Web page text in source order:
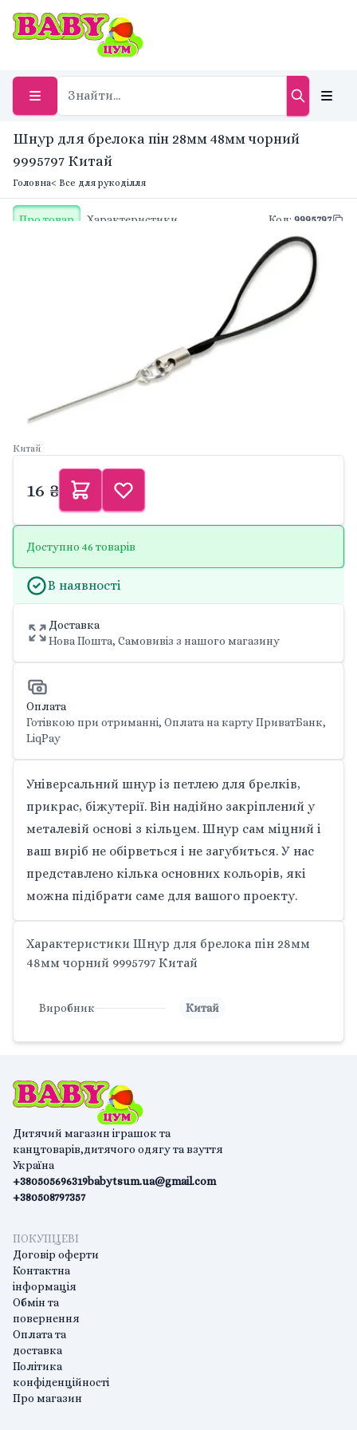
Шнур для брелока пін 28мм 48мм чорний
9995797 Китай
Головна< Все для рукоділля
Про товар Характеристики Код: 9995797
Китай
16 ₴
Доступно 46 товарів
В наявності
Доставка
Нова Пошта, Самовивіз з нашого магазину
Оплата
Готівкою при отриманні, Оплата на карту ПриватБанк,
LiqPay
Універсальний шнур із петлею для брелків,
прикрас, біжутерії. Він надійно закріплений у
металевій основі з кільцем. Шнур сам міцний і
ваш виріб не обірветься і не загубиться. У нас
представлено кілька основних кольорів, які
можна підібрати саме для вашого проекту.
Характеристики Шнур для брелока пін 28мм
48мм чорний 9995797 Китай
Виробник Китай
Дитячий магазин іграшок та
канцтоварів,дитячого одягу та взуття
Україна
+380505696319
+380508797357
babytsum.ua@gmail.com
ПОКУПЦЕВІ
Договір оферти
Контактна
інформація
Обмін та
повернення
Оплата та
доставка
Політика
конфіденційності
Про магазин